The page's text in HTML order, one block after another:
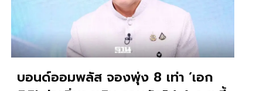
บอนด์ออมพลัส จองพุ่ง 8 เท่า ‘เอก